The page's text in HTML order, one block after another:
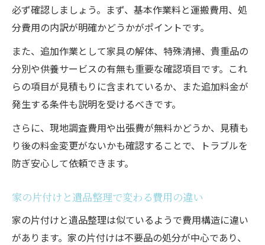
必ず確認しましょう。まず、基本作業料と運搬費用、処
分費用の内訳が明確かどうかがポイントです。
また、追加作業として家具の解体、特殊清掃、貴重品の
分別や供養サービスの有無も重要な確認項目です。これ
らの項目が見積もりに含まれているか、また追加料金が
発生する条件も説明を受けるべきです。
さらに、現地調査費用や出張費が無料かどうか、見積も
り後の料金変更がないかも確認することで、トラブルを
防ぎ安心して依頼できます。
家の片付けと遺品整理で変わる費用の違い
家の片付けと遺品整理は似ているようで費用構造に違い
があります。家の片付けは不要品の処分が中心であり、